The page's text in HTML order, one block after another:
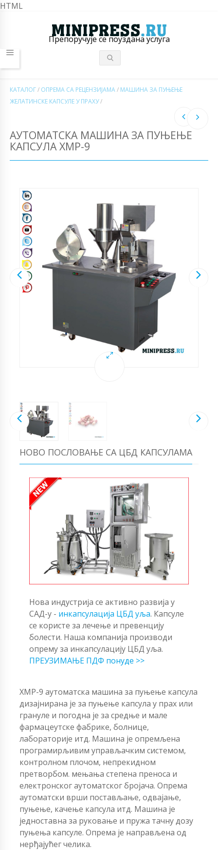
HTML
Препоручује се поуздана услуга
КАТАЛОГ/ ОПРЕМА СА РЕЦЕНЗИЈАМА/ МАШИНА ЗА ПУЊЕЊЕ
ЖЕЛАТИНСКЕ КАПСУЛЕ У ПРАХУ/
АУТОМАТСКА МАШИНА ЗА ПУЊЕЊЕ
КАПСУЛА ХМР-9
НОВО ПОСЛОВАЊЕ СА ЦБД КАПСУЛАМА
Нова индустрија се активно развија у
САД-у - инкапсулација ЦБД уља. Капсуле
се користе за лечење и превенцију
болести. Наша компанија производи
опрему за инкапсулацију ЦБД уља.
ПРЕУЗИМАЊЕ ПДФ понуде >>
ХМР-9 аутоматска машина за пуњење капсула
дизајнирана је за пуњење капсула у прах или
грануле и погодна је за средње и мале
фармацеутске фабрике, болнице,
лабораторије итд. Машина је опремљена
програмирљивим управљачким системом,
контролном плочом, непрекидном
претворбом. мењања степена преноса и
електронског аутоматског бројача. Опрема
аутоматски врши постављање, одвајање,
пуњење, качење капсула итд. Машина је
једноставна за руковање и пружа тачну дозу
пуњења капсуле. Опрема је направљена од
нерђајућег челика.